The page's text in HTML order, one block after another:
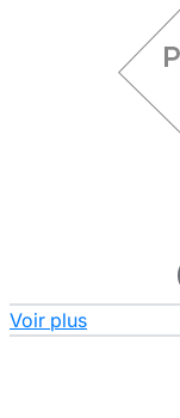
Voir plus